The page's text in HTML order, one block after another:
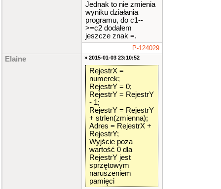
Jednak to nie zmienia
wyniku działania
programu, do c1--
>=c2 dodałem
jeszcze znak =.
P-124029
Elaine » 2015-01-03 23:10:52
RejestrX =
numerek;
RejestrY = 0;
RejestrY = RejestrY
- 1;
RejestrY = RejestrY
+ strlen(zmienna);
Adres = RejestrX +
RejestrY;
Wyjście poza
wartość 0 dla
RejestrY jest
sprzętowym
naruszeniem
pamięci